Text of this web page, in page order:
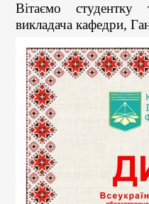
Вітаємо студентку
викладача кафедри,